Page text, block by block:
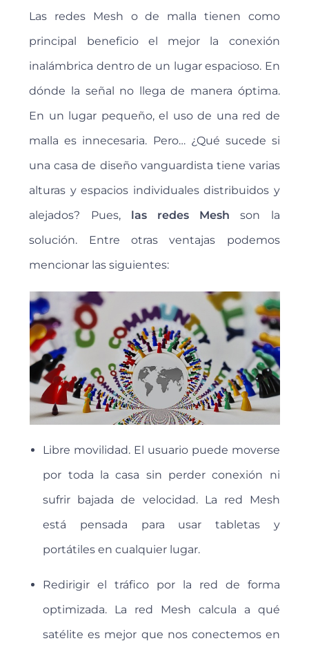
Las redes Mesh o de malla tienen como
principal beneficio el mejor la conexión
inalámbrica dentro de un lugar espacioso. En
dónde la señal no llega de manera óptima.
En un lugar pequeño, el uso de una red de
malla es innecesaria. Pero… ¿Qué sucede si
una casa de diseño vanguardista tiene varias
alturas y espacios individuales distribuidos y
alejados? Pues,
las redes Mesh son la
solución. Entre otras ventajas podemos
mencionar las siguientes:
Libre movilidad. El usuario puede moverse
por toda la casa sin perder conexión ni
sufrir bajada de velocidad. La red Mesh
está pensada para usar tabletas y
portátiles en cualquier lugar.
Redirigir el tráfico por la red de forma
optimizada. La red Mesh calcula a qué
satélite es mejor que nos conectemos en